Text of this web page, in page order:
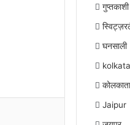
गुप्तकाशी
घनसाली
kolkata
Jaipur